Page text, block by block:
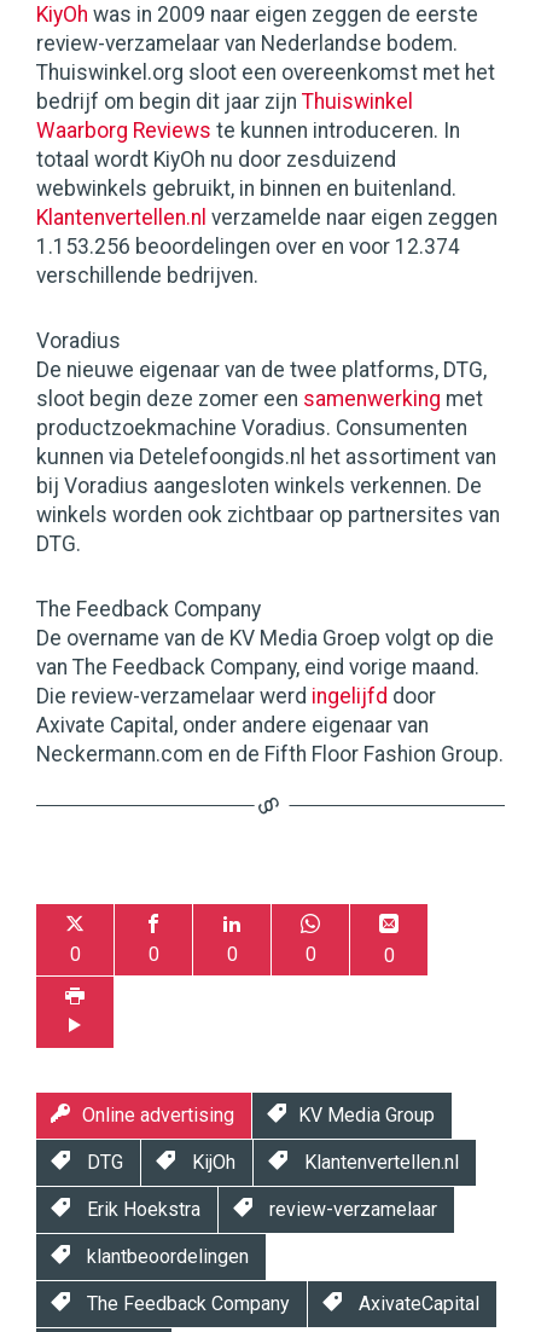
KiyOh was in 2009 naar eigen zeggen de eerste
review-verzamelaar van Nederlandse bodem.
Thuiswinkel.org sloot een overeenkomst met het
bedrijf om begin dit jaar zijn Thuiswinkel
Waarborg Reviews te kunnen introduceren. In
totaal wordt KiyOh nu door zesduizend
webwinkels gebruikt, in binnen en buitenland.
Klantenvertellen.nl verzamelde naar eigen zeggen
1.153.256 beoordelingen over en voor 12.374
verschillende bedrijven.
Voradius
De nieuwe eigenaar van de twee platforms, DTG,
sloot begin deze zomer een samenwerking met
productzoekmachine Voradius. Consumenten
kunnen via Detelefoongids.nl het assortiment van
bij Voradius aangesloten winkels verkennen. De
winkels worden ook zichtbaar op partnersites van
DTG.
The Feedback Company
De overname van de KV Media Groep volgt op die
van The Feedback Company, eind vorige maand.
Die review-verzamelaar werd ingelijfd door
Axivate Capital, onder andere eigenaar van
Neckermann.com en de Fifth Floor Fashion Group.
0 0 0 0 0
Online advertising KV Media Group
DTG KijOh Klantenvertellen.nl
Erik Hoekstra review-verzamelaar
klantbeoordelingen
The Feedback Company AxivateCapital